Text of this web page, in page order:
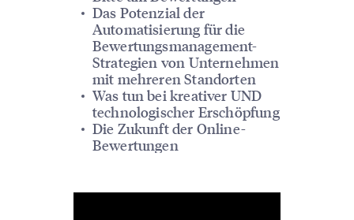
Das Potenzial der
Automatisierung für die
Bewertungsmanagement-
Strategien von Unternehmen
mit mehreren Standorten
Was tun bei kreativer UND
technologischer Erschöpfung
Die Zukunft der Online-
Bewertungen